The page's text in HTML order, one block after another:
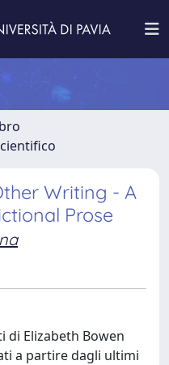
Writing - A
Prose
di Elizabeth Bowen
a partire dagli ultimi